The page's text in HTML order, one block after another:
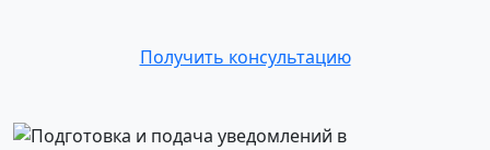
Получить консультацию